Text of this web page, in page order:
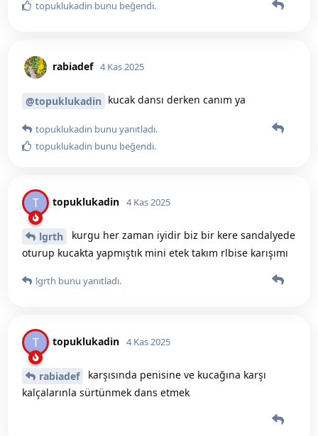
topuklukadin bunu beğendi.
rabiadef 4 Kas 2025
@topuklukadin kucak dansı derken canım ya
topuklukadin bunu yanıtladı.
topuklukadin bunu beğendi.
T topuklukadin 4 Kas 2025
lgrth
kurgu her zaman iyidir biz bir kere sandalyede
oturup kucakta yapmıştık mini etek takım rlbise karışımı
lgrth bunu yanıtladı.
T topuklukadin 4 Kas 2025
rabiadef
karşısında penisine ve kucağına karşı
kalçalarınla sürtünmek dans etmek